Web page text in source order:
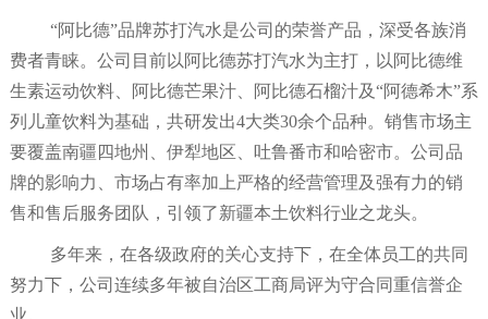
“阿比德”品牌苏打汽水是公司的荣誉产品，深受各族消
费者青睐。公司目前以阿比德苏打汽水为主打，以阿比德维
生素运动饮料、阿比德芒果汁、阿比德石榴汁及“阿德希木”系
列儿童饮料为基础，共研发出4大类30余个品种。销售市场主
要覆盖南疆四地州、伊犁地区、吐鲁番市和哈密市。公司品
牌的影响力、市场占有率加上严格的经营管理及强有力的销
售和售后服务团队，引领了新疆本土饮料行业之龙头。
多年来 ，在各级政府的关心支持下 ，在全体员工的共同
努力下， 公司 连续多年被自治区工商局评为守合同重信誉企